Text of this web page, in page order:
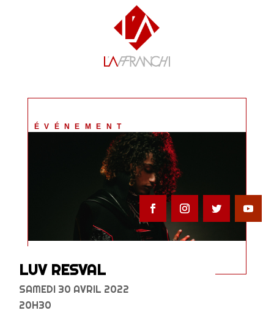
ÉVÉNEMENT
LUV RESVAL
SAMEDI 30 AVRIL 2022
20H30